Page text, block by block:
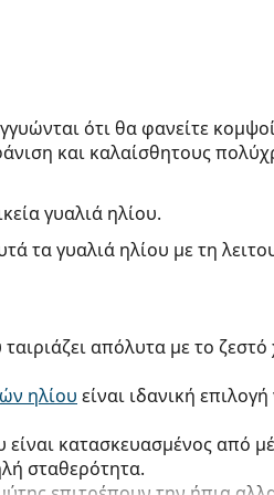
ότι θα φανείτε
και καλαίσθητους
γυαλιά ηλίου.
τα γυαλιά ηλίου με τη
απόλυτα με το
ηλίου είναι ιδανική
κατασκευασμένος από
σταθερότητα.